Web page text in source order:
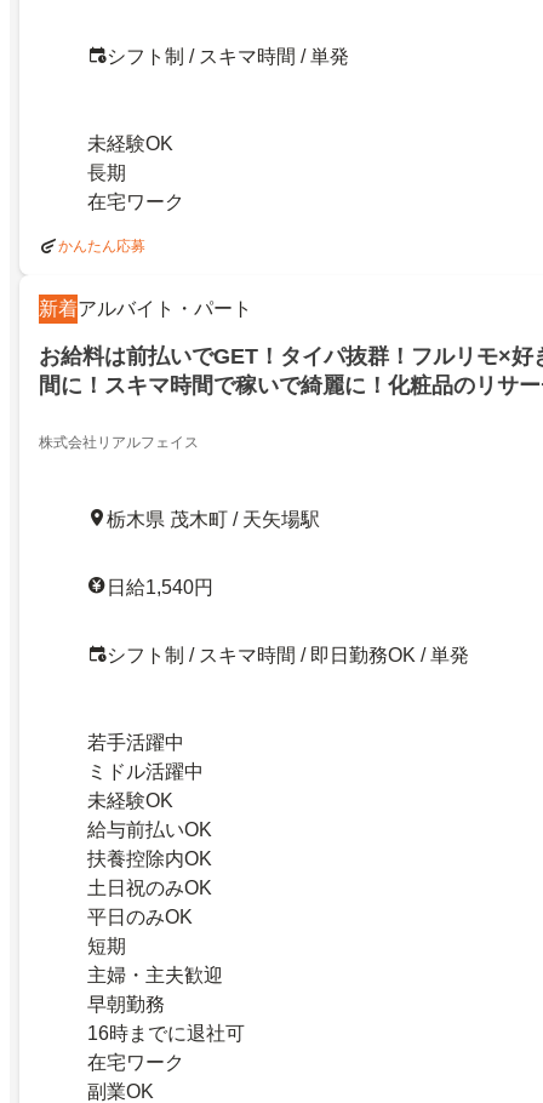
シフト制 / スキマ時間 / 単発
未経験OK
長期
在宅ワーク
かんたん応募
新着アルバイト・パート
お給料は前払いでGET！タイパ抜群！フルリモ×好
間に！スキマ時間で稼いで綺麗に！化粧品のリサ
株式会社リアルフェイス
栃木県 茂木町 / 天矢場駅
日給1,540円
シフト制 / スキマ時間 / 即日勤務OK / 単発
若手活躍中
ミドル活躍中
未経験OK
給与前払いOK
扶養控除内OK
土日祝のみOK
平日のみOK
短期
主婦・主夫歓迎
早朝勤務
16時までに退社可
在宅ワーク
副業OK